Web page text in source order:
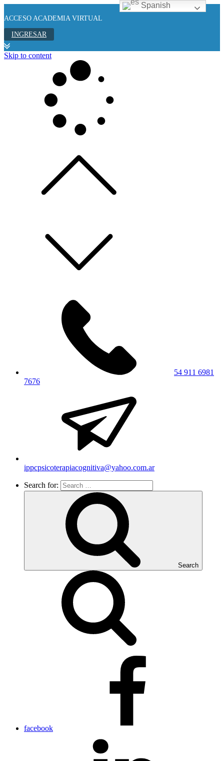
ACCESO ACADEMIA VIRTUAL
INGRESAR
Skip to content
54 911 6981
7676
ippcpsicoterapiacognitiva@yahoo.com.ar
Search for:
Search
facebook
Spanish